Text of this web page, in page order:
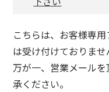
こちらは、お客様専
は受け付けておりませ
万が一、営業メール
承ください。